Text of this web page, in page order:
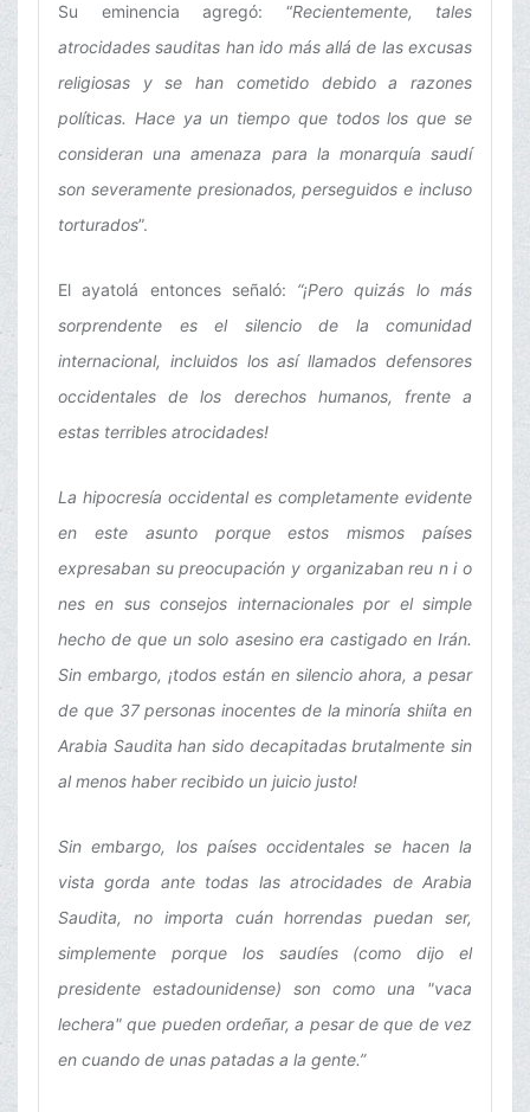
Su eminencia agregó: “Recientemente, tales
atrocidades sauditas han ido más allá de las excusas
religiosas y se han cometido debido a razones
políticas. Hace ya un tiempo que todos los que se
consideran una amenaza para la monarquía saudí
son severamente presionados, perseguidos e incluso
torturados”.
El ayatolá entonces señaló: “¡Pero quizás lo más
sorprendente es el silencio de la comunidad
internacional, incluidos los así llamados defensores
occidentales de los derechos humanos, frente a
estas terribles atrocidades!
La hipocresía occidental es completamente evidente
en este asunto porque estos mismos países
expresaban su preocupación y organizaban reu n i o
nes en sus consejos internacionales por el simple
hecho de que un solo asesino era castigado en Irán.
Sin embargo, ¡todos están en silencio ahora, a pesar
de que 37 personas inocentes de la minoría shiíta en
Arabia Saudita han sido decapitadas brutalmente sin
al menos haber recibido un juicio justo!
Sin embargo, los países occidentales se hacen la
vista gorda ante todas las atrocidades de Arabia
Saudita, no importa cuán horrendas puedan ser,
simplemente porque los saudíes (como dijo el
presidente estadounidense) son como una "vaca
lechera" que pueden ordeñar, a pesar de que de vez
en cuando de unas patadas a la gente.”